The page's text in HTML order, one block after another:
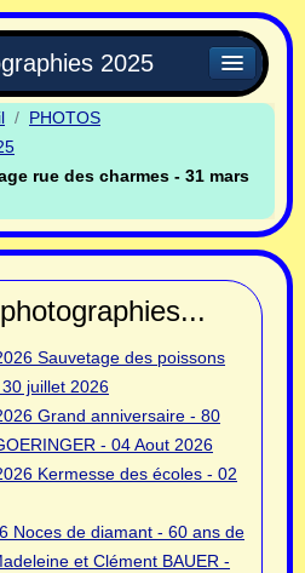
2025
PHOTOS
rue des charmes - 31 mars
Sauvetage des poissons
juillet 2026
Grand anniversaire - 80
- 04 Aout 2026
Kermesse des écoles - 02
Noces de diamant - 60 ans de
et Clément BAUER -